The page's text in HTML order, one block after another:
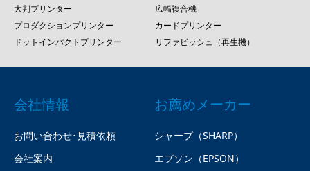
大判プリンター
広幅複合機
プロダクションプリンター
カードプリンター
ドットインパクトプリンター
リファビッシュ（再生機）
会社情報
お問い合わせ･見積依頼
会社案内
お薦めメーカー
シャープ（SHARP）
エプソン（EPSON）